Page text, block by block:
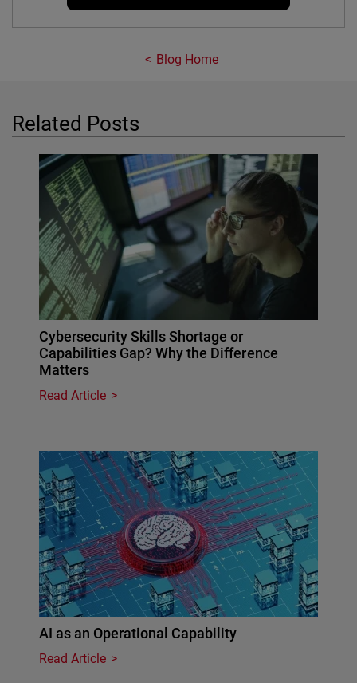
Blog Home
Related Posts
Cybersecurity Skills Shortage or
Capabilities Gap? Why the Difference
Matters
Read Article
AI as an Operational Capability
Read Article